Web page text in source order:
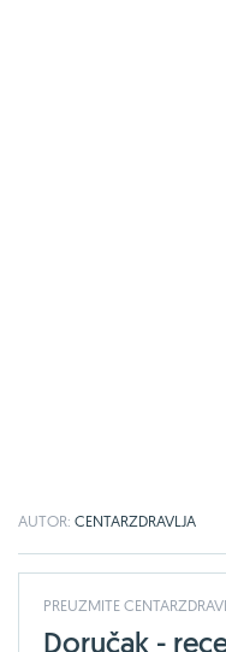
AUTOR: CENTARZDRAVLJA
PREUZMITE
Doručak -